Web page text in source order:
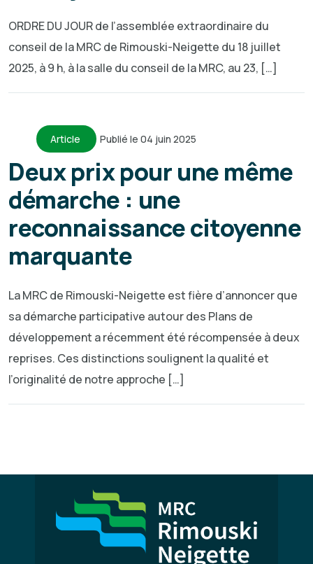
ORDRE DU JOUR de l’assemblée extraordinaire du
conseil de la MRC de Rimouski-Neigette du 18 juillet
2025, à 9 h, à la salle du conseil de la MRC, au 23, […]
Article Publié le 04 juin 2025
Deux prix pour une même
démarche : une
reconnaissance citoyenne
marquante
La MRC de Rimouski-Neigette est fière d’annoncer que
sa démarche participative autour des Plans de
développement a récemment été récompensée à deux
reprises. Ces distinctions soulignent la qualité et
l’originalité de notre approche […]